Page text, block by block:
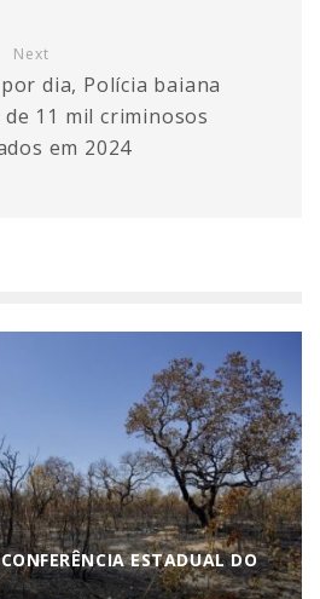
Next
dia, Polícia baiana
11 mil criminosos
em 2024
ESTADUAL DO